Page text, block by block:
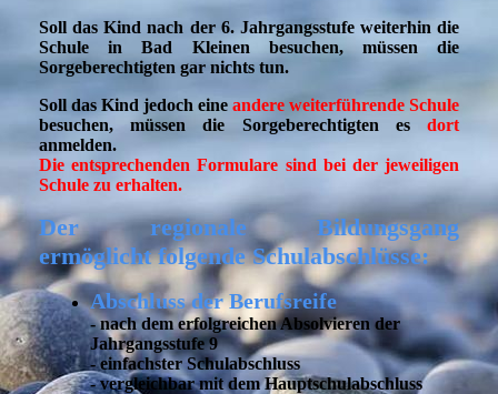
Soll das Kind nach der 6. Jahrgangsstufe weiterhin die
Schule in Bad Kleinen besuchen, müssen die
Sorgeberechtigten gar nichts tun.
Soll das Kind jedoch eine andere weiterführende Schule
besuchen, müssen die Sorgeberechtigten es dort
anmelden.
Die entsprechenden Formulare sind bei der jeweiligen
Schule zu erhalten.
Der regionale Bildungsgang
ermöglicht folgende Schulabschlüsse:
Abschluss der Berufsreife
- nach dem erfolgreichen Absolvieren der
Jahrgangsstufe 9
- einfachster Schulabschluss
- vergleichbar mit dem Hauptschulabschluss